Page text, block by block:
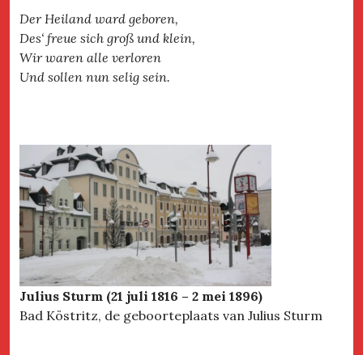
Der Heiland ward geboren,
Des‘ freue sich groß und klein,
Wir waren alle verloren
Und sollen nun selig sein.
Julius Sturm (21 juli 1816 – 2 mei 1896)
Bad Köstritz, de geboorteplaats van Julius Sturm